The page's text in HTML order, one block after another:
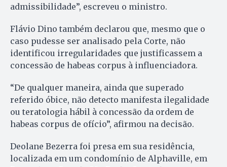
admissibilidade”, escreveu o ministro.
Flávio Dino também declarou que, mesmo que o
caso pudesse ser analisado pela Corte, não
identificou irregularidades que justificassem a
concessão de habeas corpus à influenciadora.
“De qualquer maneira, ainda que superado
referido óbice, não detecto manifesta ilegalidade
ou teratologia hábil à concessão da ordem de
habeas corpus de ofício”, afirmou na decisão.
Deolane Bezerra foi presa em sua residência,
localizada em um condomínio de Alphaville, em